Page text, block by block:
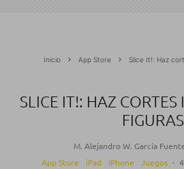
Inicio App Store Slice It!: Haz
SLICE IT!: HAZ CORTES
FIGURAS
M. Alejandro W. García
App Store
iPad iPhone Juegos ·